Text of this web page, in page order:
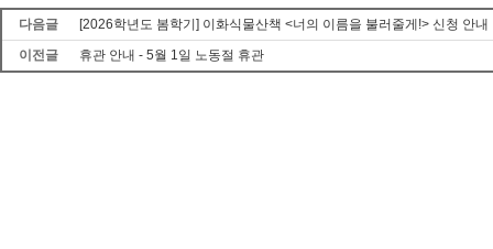
다음글
[2026학년도 봄학기] 이화식물산책 <너의 이름을 불러줄게!> 신청 안내
이전글
휴관 안내 - 5월 1일 노동절 휴관